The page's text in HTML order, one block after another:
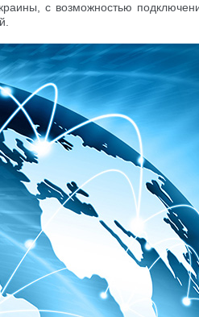
с возможностью